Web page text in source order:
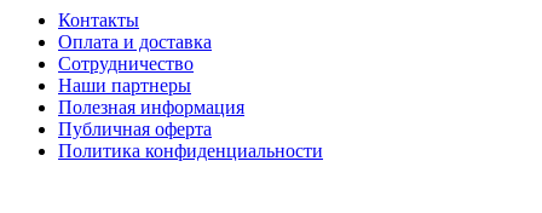
Контакты
Оплата и доставка
Сотрудничество
Наши партнеры
Полезная информация
Публичная оферта
Политика конфиденциальности